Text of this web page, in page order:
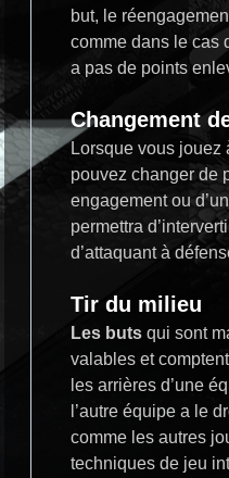
but, le
comme dans le cas
a pas de points
Changement
Lorsque vous jouez
pouvez changer de
engagement ou
permettra
d’attaquant à
Tir du milieu
Les buts qui sont
valables et
les arrières d’une
l’autre équipe a le
comme les autres
techniques de jeu